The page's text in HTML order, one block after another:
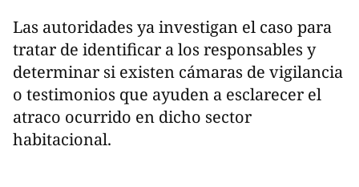
Las autoridades ya investigan el caso para
tratar de identificar a los responsables y
determinar si existen cámaras de vigilancia
o testimonios que ayuden a esclarecer el
atraco ocurrido en dicho sector
habitacional.